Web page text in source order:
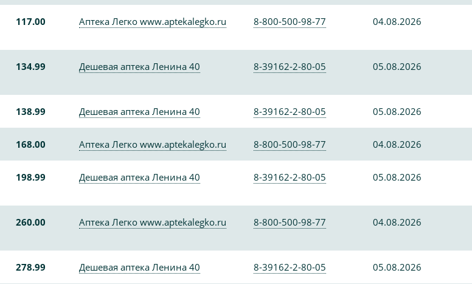
117.00 Аптека Легко www.aptekalegko.ru 8-800-500-98-77 04.08.2026
134.99 Дешевая аптека Ленина 40 8-39162-2-80-05 05.08.2026
138.99 Дешевая аптека Ленина 40 8-39162-2-80-05 05.08.2026
168.00 Аптека Легко www.aptekalegko.ru 8-800-500-98-77 04.08.2026
198.99 Дешевая аптека Ленина 40 8-39162-2-80-05 05.08.2026
260.00 Аптека Легко www.aptekalegko.ru 8-800-500-98-77 04.08.2026
278.99 Дешевая аптека Ленина 40 8-39162-2-80-05 05.08.2026